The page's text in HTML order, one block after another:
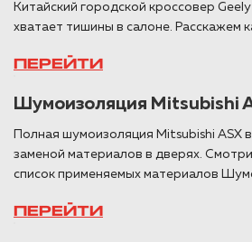
Китайский городской кроссовер
хватает тишины в салоне. Расскажем
ПЕРЕЙТИ
Шумоизоляция Mitsubishi
Полная шумоизоляция Mitsubishi ASX
заменой материалов в дверях.
список применяемых материалов
ПЕРЕЙТИ